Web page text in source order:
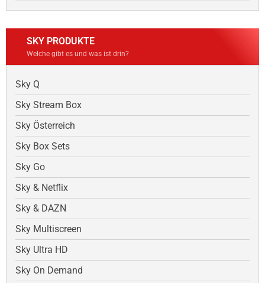
SKY PRODUKTE
Welche gibt es und was ist drin?
Sky Q
Sky Stream Box
Sky Österreich
Sky Box Sets
Sky Go
Sky & Netflix
Sky & DAZN
Sky Multiscreen
Sky Ultra HD
Sky On Demand